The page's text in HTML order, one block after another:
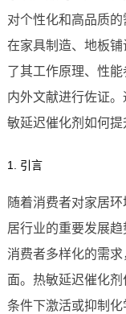
对个性化和高品质
在家具制造、地板
了其工作原理、性
内外文献进行佐证
敏延迟催化剂如何提
1. 引言
随着消费者对家居
居行业的重要发展
消费者多样化的需
面。热敏延迟催化
条件下激活或抑制